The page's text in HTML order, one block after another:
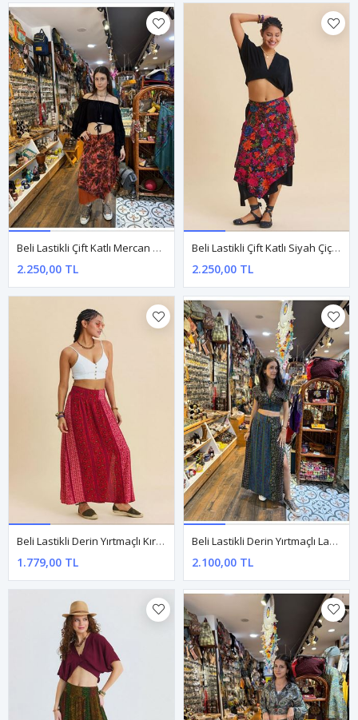
Beli Lastikli Çift Katlı Mercan Asimetrik Etek
2.250,00 TL
Beli Lastikli Çift Katlı Siyah Çiçekli Etek
2.250,00 TL
Beli Lastikli Derin Yırtmaçlı Kırmızı Çiçekli Etek
1.779,00 TL
Beli Lastikli Derin Yırtmaçlı Lacivert Uzun Etek
2.100,00 TL